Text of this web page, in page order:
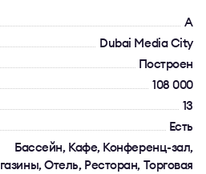
A
Dubai Media City
Построен
108 000
13
Есть
Бассейн, Кафе, Конференц-зал,
Отель, Ресторан, Торговая